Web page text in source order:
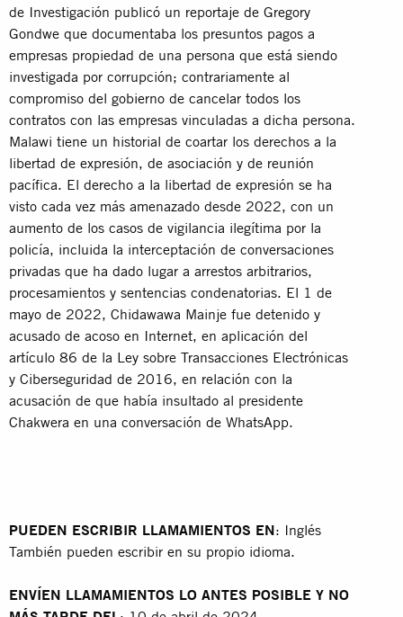
de Investigación publicó un reportaje de Gregory
Gondwe que documentaba los presuntos pagos a
empresas propiedad de una persona que está siendo
investigada por corrupción; contrariamente al
compromiso del gobierno de cancelar todos los
contratos con las empresas vinculadas a dicha persona.
Malawi tiene un historial de coartar los derechos a la
libertad de expresión, de asociación y de reunión
pacífica. El derecho a la libertad de expresión se ha
visto cada vez más amenazado desde 2022, con un
aumento de los casos de vigilancia ilegítima por la
policía, incluida la interceptación de conversaciones
privadas que ha dado lugar a arrestos arbitrarios,
procesamientos y sentencias condenatorias. El 1 de
mayo de 2022, Chidawawa Mainje fue detenido y
acusado de acoso en Internet, en aplicación del
artículo 86 de la Ley sobre Transacciones Electrónicas
y Ciberseguridad de 2016, en relación con la
acusación de que había insultado al presidente
Chakwera en una conversación de WhatsApp.
PUEDEN ESCRIBIR LLAMAMIENTOS EN: Inglés
También pueden escribir en su propio idioma.
ENVÍEN LLAMAMIENTOS LO ANTES POSIBLE Y NO